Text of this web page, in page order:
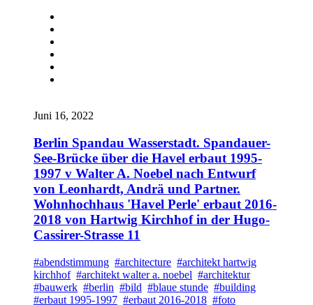
Juni 16, 2022
Berlin Spandau Wasserstadt. Spandauer-
See-Brücke über die Havel erbaut 1995-
1997 v Walter A. Noebel nach Entwurf
von Leonhardt, Andrä und Partner.
Wohnhochhaus 'Havel Perle' erbaut 2016-
2018 von Hartwig Kirchhof in der Hugo-
Cassirer-Strasse 11
#abendstimmung #architecture #architekt hartwig
kirchhof #architekt walter a. noebel #architektur
#bauwerk #berlin #bild #blaue stunde #building
#erbaut 1995-1997 #erbaut 2016-2018 #foto